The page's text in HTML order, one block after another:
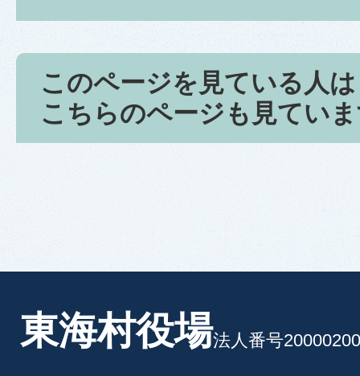
このページを見ている人は
こちらのページも見てい
東海村役場法人番号